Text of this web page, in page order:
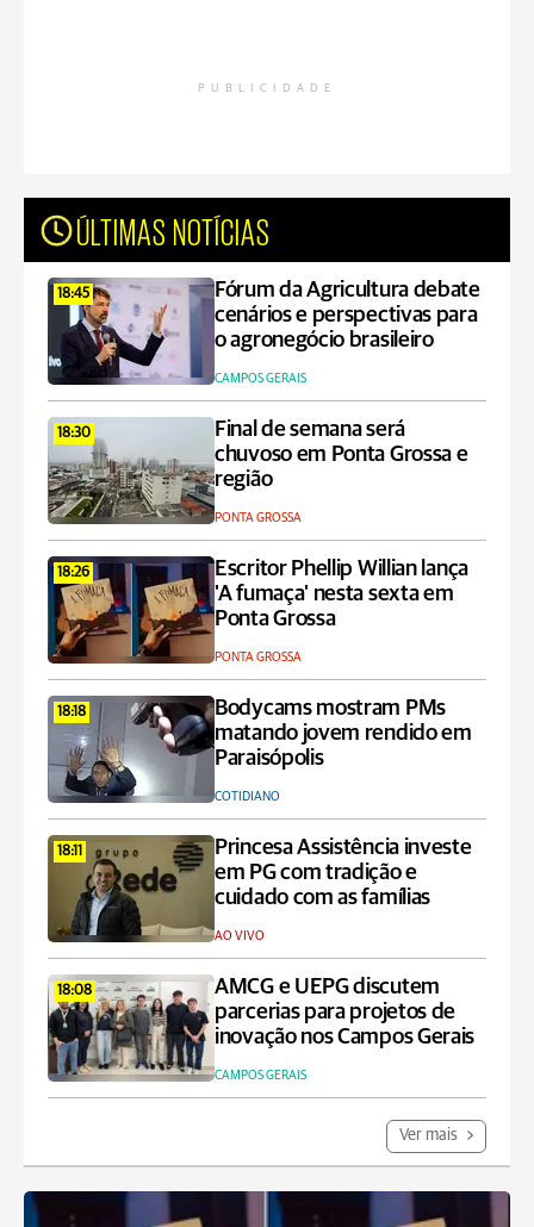
PUBLICIDADE
ÚLTIMAS NOTÍCIAS
18:45
Fórum da Agricultura debate
cenários e perspectivas para
o agronegócio brasileiro
CAMPOS GERAIS
18:30
Final de semana será
chuvoso em Ponta Grossa e
região
PONTA GROSSA
18:26
Escritor Phellip Willian lança
'A fumaça' nesta sexta em
Ponta Grossa
PONTA GROSSA
18:18
Bodycams mostram PMs
matando jovem rendido em
Paraisópolis
COTIDIANO
18:11
Princesa Assistência investe
em PG com tradição e
cuidado com as famílias
AO VIVO
18:08
AMCG e UEPG discutem
parcerias para projetos de
inovação nos Campos Gerais
CAMPOS GERAIS
Ver mais